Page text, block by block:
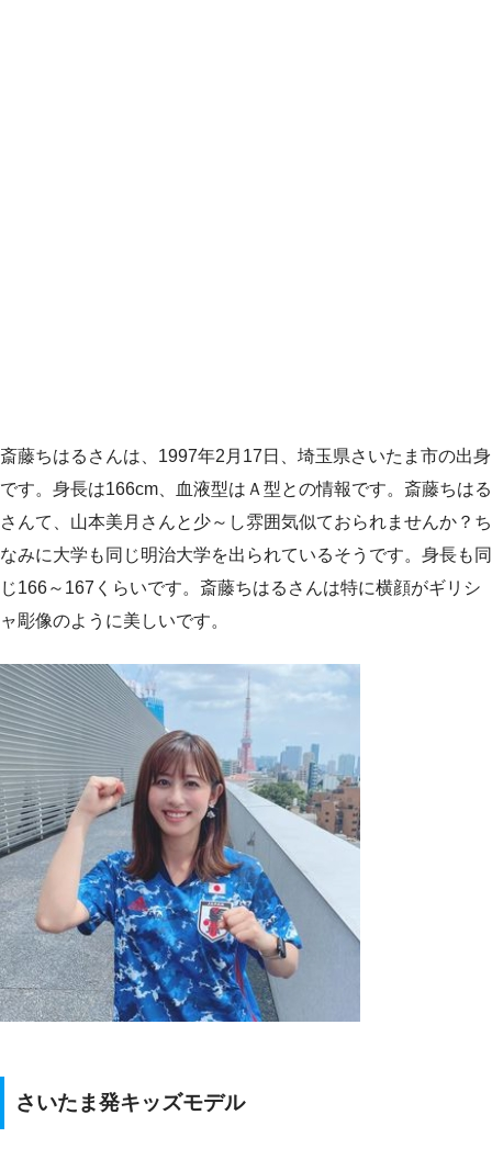
斎藤ちはるさんは、1997年2月17日、埼玉県さいたま市の出身
です。身長は166cm、血液型はＡ型との情報です。斎藤ちはる
さんて、山本美月さんと少～し雰囲気似ておられませんか？ち
なみに大学も同じ明治大学を出られているそうです。身長も同
じ166～167くらいです。斎藤ちはるさんは特に横顔がギリシ
ャ彫像のように美しいです。
さいたま発キッズモデル